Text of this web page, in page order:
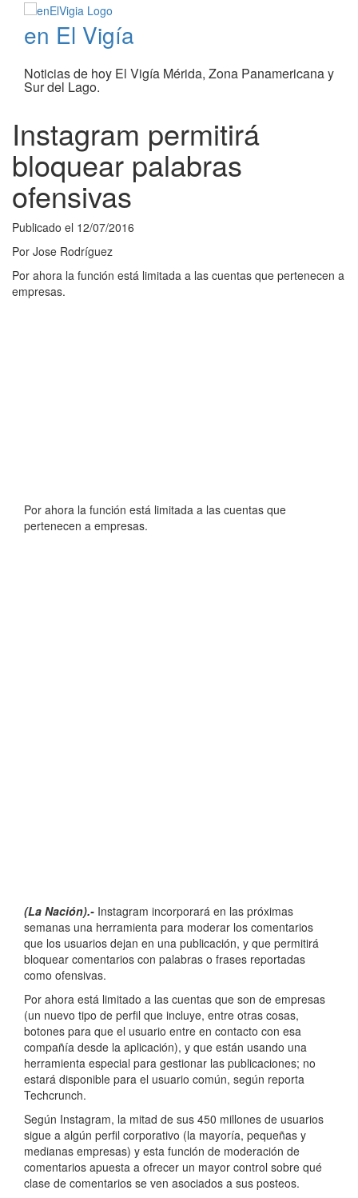
en El Vigía
Noticias de hoy El Vigía Mérida, Zona Panamericana y
Sur del Lago.
Instagram permitirá
bloquear palabras
ofensivas
Publicado el 12/07/2016
Por Jose Rodríguez
Por ahora la función está limitada a las cuentas que pertenecen a
empresas.
Por ahora la función está limitada a las cuentas que
pertenecen a empresas.
(La Nación).- Instagram incorporará en las próximas
semanas una herramienta para moderar los comentarios
que los usuarios dejan en una publicación, y que permitirá
bloquear comentarios con palabras o frases reportadas
como ofensivas.
Por ahora está limitado a las cuentas que son de empresas
(un nuevo tipo de perfil que incluye, entre otras cosas,
botones para que el usuario entre en contacto con esa
compañía desde la aplicación), y que están usando una
herramienta especial para gestionar las publicaciones; no
estará disponible para el usuario común, según reporta
Techcrunch.
Según Instagram, la mitad de sus 450 millones de usuarios
sigue a algún perfil corporativo (la mayoría, pequeñas y
medianas empresas) y esta función de moderación de
comentarios apuesta a ofrecer un mayor control sobre qué
clase de comentarios se ven asociados a sus posteos.